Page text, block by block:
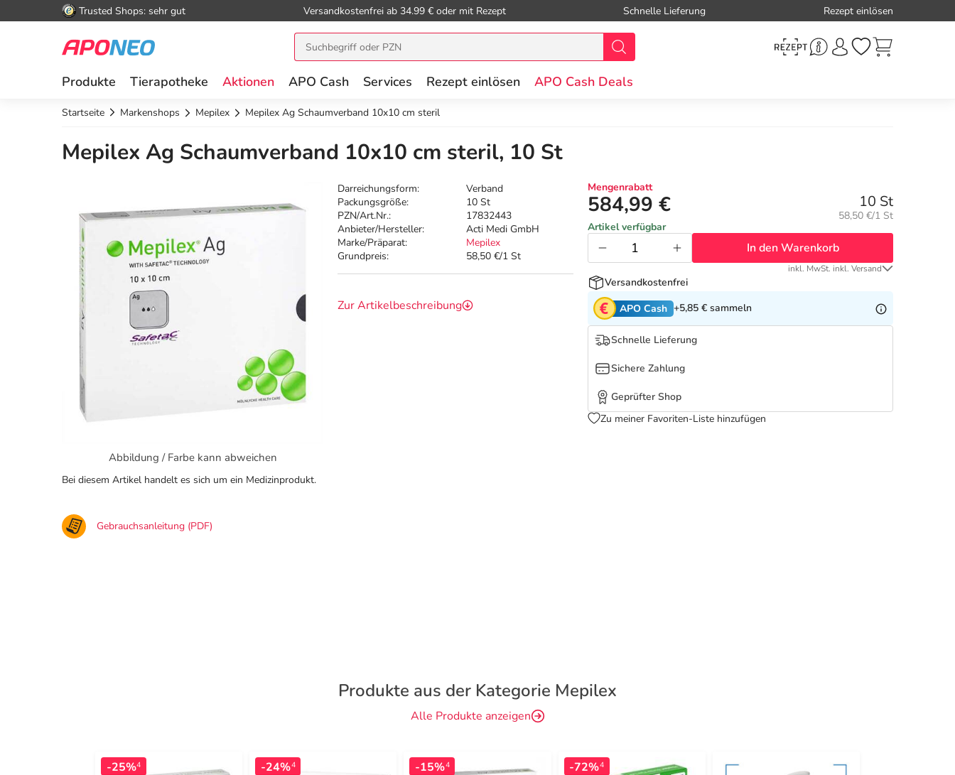
Trusted Shops: sehr gut Versandkostenfrei ab 34.99 € oder mit Rezept Schnelle Lieferung Rezept einlösen
Produkte Tierapotheke Aktionen APO Cash Services Rezept einlösen APO Cash Deals
Startseite Markenshops Mepilex Mepilex Ag Schaumverband 10x10 cm steril
Mepilex Ag Schaumverband 10x10 cm steril, 10 St
Abbildung / Farbe kann abweichen
Darreichungsform:
Verband
Packungsgröße:
10 St
PZN/Art.Nr.:
17832443
Anbieter/Hersteller:
Acti Medi GmbH
Marke/Präparat:
Mepilex
Grundpreis:
58,50 €/1 St
Zur Artikelbeschreibung
Mengenrabatt
584,99 € 10 St
Grundpreis:
58,50 €/1 St
Artikel verfügbar
In den Warenkorb
inkl. MwSt. inkl. Versand
Versandkostenfrei
APO Cash +5,85 € sammeln
Schnelle Lieferung
Sichere Zahlung
Geprüfter Shop
Zu meiner Favoriten-Liste hinzufügen
Bei diesem Artikel handelt es sich um ein Medizinprodukt.
Gebrauchsanleitung (PDF)
Produkte aus der Kategorie Mepilex
Alle Produkte anzeigen
-25%4 -24%4 -15%4 -72%4